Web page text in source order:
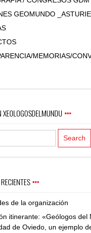
GEOMUNDO
MEMORIAS/
de la organización
itinerante: «Geólogos del
de Oviedo, un ejemplo